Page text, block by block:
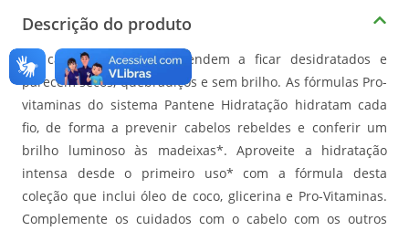
Descrição do produto
Os cabelos danificados tendem a ficar desidratados e
parecem secos, quebradiços e sem brilho. As fórmulas Pro-
vitaminas do sistema Pantene Hidratação hidratam cada
fio, de forma a prevenir cabelos rebeldes e conferir um
brilho luminoso às madeixas*. Aproveite a hidratação
intensa desde o primeiro uso* com a fórmula desta
coleção que inclui óleo de coco, glicerina e Pro-Vitaminas.
Complemente os cuidados com o cabelo com os outros